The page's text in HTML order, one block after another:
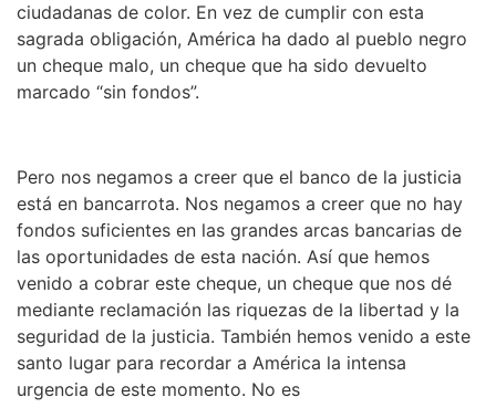
ciudadanas de color. En vez de cumplir con esta
sagrada obligación, América ha dado al pueblo negro
un cheque malo, un cheque que ha sido devuelto
marcado “sin fondos”.
Pero nos negamos a creer que el banco de la justicia
está en bancarrota. Nos negamos a creer que no hay
fondos suficientes en las grandes arcas bancarias de
las oportunidades de esta nación. Así que hemos
venido a cobrar este cheque, un cheque que nos dé
mediante reclamación las riquezas de la libertad y la
seguridad de la justicia. También hemos venido a este
santo lugar para recordar a América la intensa
urgencia de este momento. No es